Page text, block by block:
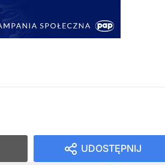
UDOSTĘPNIJ